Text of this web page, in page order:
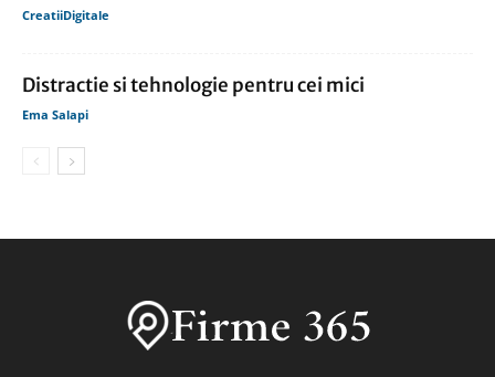
CreatiiDigitale
Distractie si tehnologie pentru cei mici
Ema Salapi